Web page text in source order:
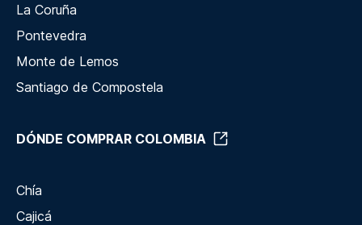
La Coruña
Pontevedra
Monte de Lemos
Santiago de Compostela
DÓNDE COMPRAR COLOMBIA
Chía
Cajicá